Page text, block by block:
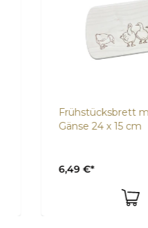
Frühstücksbrett mit Motiv
Gänse 24 x 15 cm